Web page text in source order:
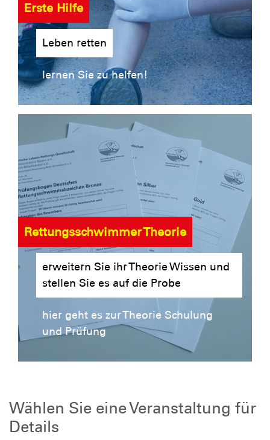
Erste Hilfe
Leben retten
lernen Sie zu helfen!
Rettungsschwimmer Theorie
erweitern Sie ihr Theorie Wissen und
stellen Sie es auf die Probe
hier geht es zur Theorie Schulung
und Prüfung
Wählen Sie eine Veranstaltung für
Details